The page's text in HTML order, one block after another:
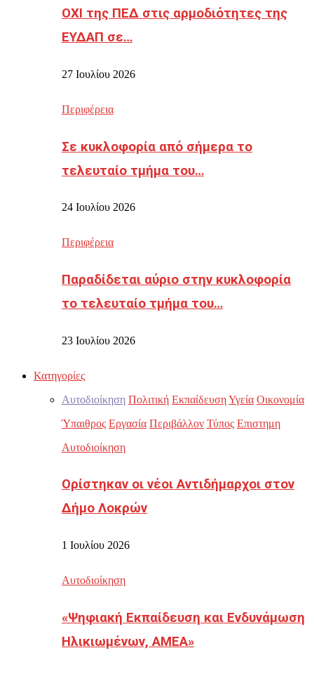
ΟΧΙ της ΠΕΔ στις αρμοδιότητες της
ΕΥΔΑΠ σε…
27 Ιουλίου 2026
Περιφέρεια
Σε κυκλοφορία από σήμερα το
τελευταίο τμήμα του…
24 Ιουλίου 2026
Περιφέρεια
Παραδίδεται αύριο στην κυκλοφορία
το τελευταίο τμήμα του…
23 Ιουλίου 2026
Κατηγορίες
Αυτοδιοίκηση Πολιτική ΕκπαίδευσηΥγεία Οικονομία
Ύπαιθρος Εργασία Περιβάλλον Τύπος Επιστημη
Αυτοδιοίκηση
Ορίστηκαν οι νέοι Αντιδήμαρχοι στον
Δήμο Λοκρών
1 Ιουλίου 2026
Αυτοδιοίκηση
«Ψηφιακή Εκπαίδευση και Ενδυνάμωση
Ηλικιωμένων, ΑΜΕΑ»